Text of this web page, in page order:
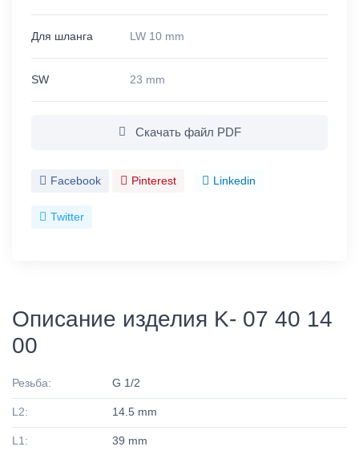
Для шланга LW 10 mm
SW 23 mm
Скачать файл PDF
Facebook Pinterest Linkedin
Twitter
Описание изделия K- 07 40 14
00
Резьба: G 1/2
L2: 14.5 mm
L1: 39 mm